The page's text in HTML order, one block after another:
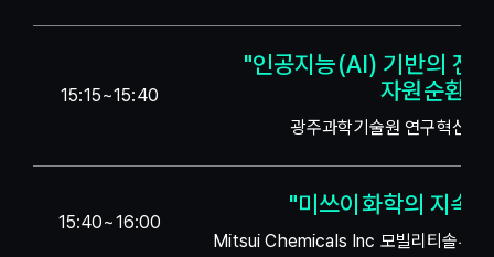
15:15~15:40
"인공지능(AI) 기반의 전
자원순환
광주과학기술원 연구혁신센
15:40~16:00
"미쓰이화학의 지속
Mitsui Chemicals Inc 모빌리티솔루션